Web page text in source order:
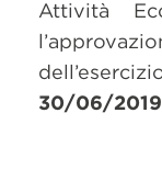
Attività
30/06/2019